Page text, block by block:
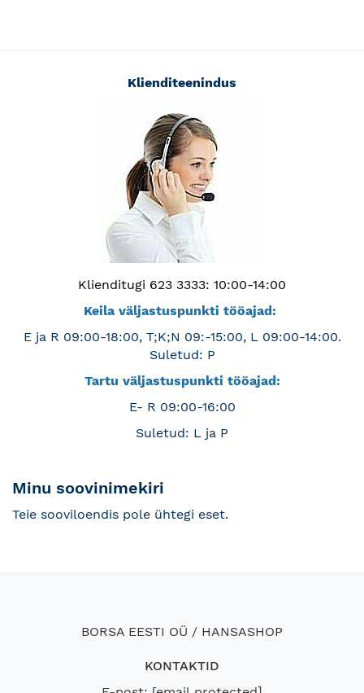
Klienditeenindus
Klienditugi 623 3333: 10:00-14:00
Keila väljastuspunkti tööajad:
E ja R 09:00-18:00, T;K;N 09:-15:00, L 09:00-14:00.
Suletud: P
Tartu väljastuspunkti tööajad:
E- R 09:00-16:00
Suletud: L ja P
Minu soovinimekiri
Teie sooviloendis pole ühtegi eset.
BORSA EESTI OÜ / HANSASHOP
KONTAKTID